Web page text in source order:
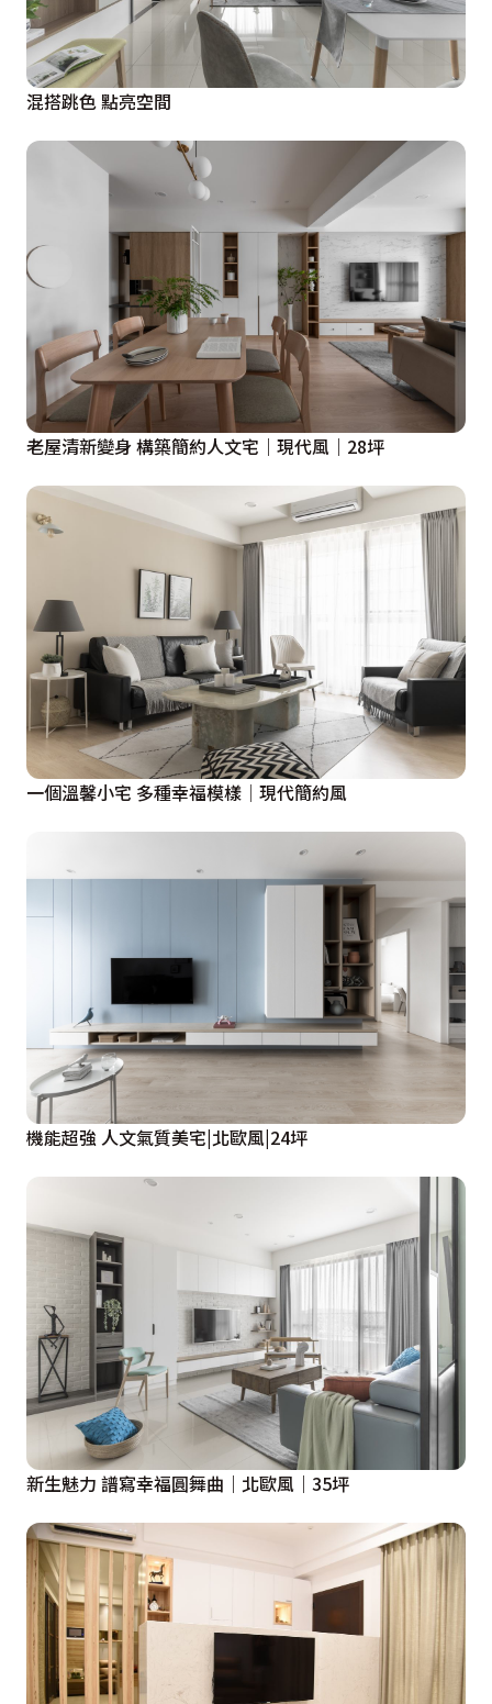
混搭跳色 點亮空間
老屋清新變身 構築簡約人文宅｜現代風｜28坪
一個溫馨小宅 多種幸福模樣│現代簡約風
機能超強 人文氣質美宅|北歐風|24坪
新生魅力 譜寫幸福圓舞曲｜北歐風｜35坪